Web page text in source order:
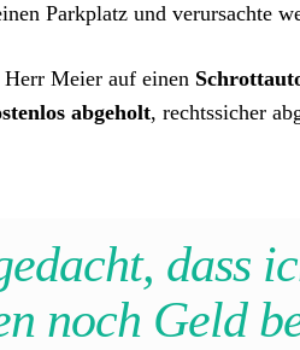
Parkplatz und verursachte
Meier auf einen
abgeholt, rechtssicher
dass
noch Geld